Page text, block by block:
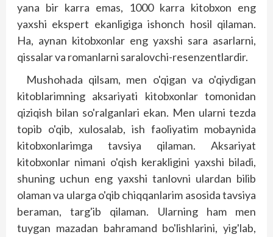
yana bir karra emas, 1000 karra kitobxon eng
yaxshi ekspert ekanligiga ishonch hosil qilaman.
Ha, aynan kitobxonlar eng yaxshi sara asarlarni,
qissalar va romanlarni saralovchi-resenzentlardir.
Mushohada qilsam, men o'qigan va o'qiydigan
kitoblarimning aksariyati kitobxonlar tomonidan
qiziqish bilan so'ralganlari ekan. Men ularni tezda
topib o'qib, xulosalab, ish faoliyatim mobaynida
kitobxonlarimga tavsiya qilaman. Aksariyat
kitobxonlar nimani o'qish kerakligini yaxshi biladi,
shuning uchun eng yaxshi tanlovni ulardan bilib
olaman va ularga o'qib chiqqanlarim asosida tavsiya
beraman, targ'ib qilaman. Ularning ham men
tuygan mazadan bahramand bo'lishlarini, yig'lab,